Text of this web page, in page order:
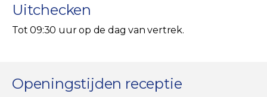
Uitchecken
Tot 09:30 uur op de dag van vertrek.
Openingstijden receptie